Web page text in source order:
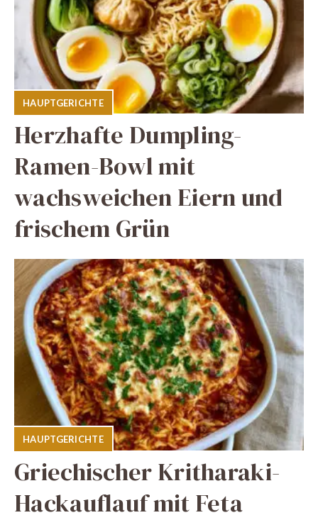
HAUPTGERICHTE
Herzhafte Dumpling-
Ramen-Bowl mit
wachsweichen Eiern und
frischem Grün
HAUPTGERICHTE
Griechischer Kritharaki-
Hackauflauf mit Feta